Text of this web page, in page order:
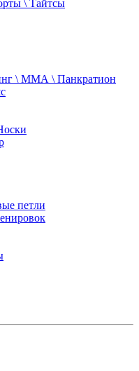
\ Тайтсы
\ ММА \ Панкратион
петли